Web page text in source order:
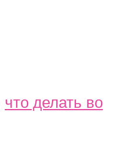
что делать во